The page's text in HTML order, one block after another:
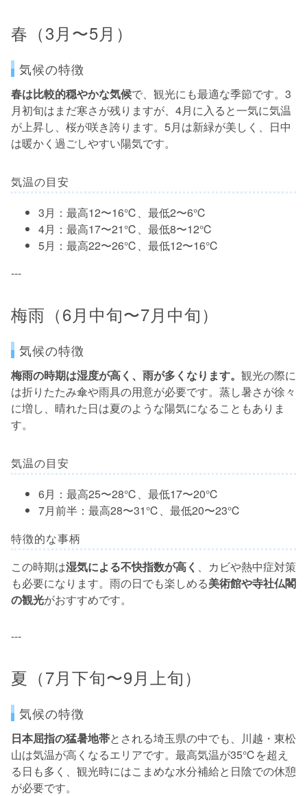
春（3月〜5月）
気候の特徴
春は比較的穏やかな気候で、観光にも最適な季節です。3
月初旬はまだ寒さが残りますが、4月に入ると一気に気温
が上昇し、桜が咲き誇ります。5月は新緑が美しく、日中
は暖かく過ごしやすい陽気です。
気温の目安
3月：最高12〜16℃、最低2〜6℃
4月：最高17〜21℃、最低8〜12℃
5月：最高22〜26℃、最低12〜16℃
---
梅雨（6月中旬〜7月中旬）
気候の特徴
梅雨の時期は湿度が高く、雨が多くなります。 観光の際に
は折りたたみ傘や雨具の用意が必要です。蒸し暑さが徐々
に増し、晴れた日は夏のような陽気になることもありま
す。
気温の目安
6月：最高25〜28℃、最低17〜20℃
7月前半：最高28〜31℃、最低20〜23℃
特徴的な事柄
この時期は湿気による不快指数が高く 、カビや熱中症対策
も必要になります。雨の日でも楽しめる美術館や寺社仏閣
の観光がおすすめです。
---
夏（7月下旬〜9月上旬）
気候の特徴
日本屈指の猛暑地帯とされる埼玉県の中でも、川越・東松
山は気温が高くなるエリアです。最高気温が35℃を超え
る日も多く、観光時にはこまめな水分補給と日陰での休憩
が必要です。